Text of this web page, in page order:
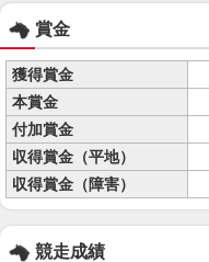
賞金
獲得賞金
本賞金
付加賞金
収得賞金（平地）
収得賞金（障害）
競走成績